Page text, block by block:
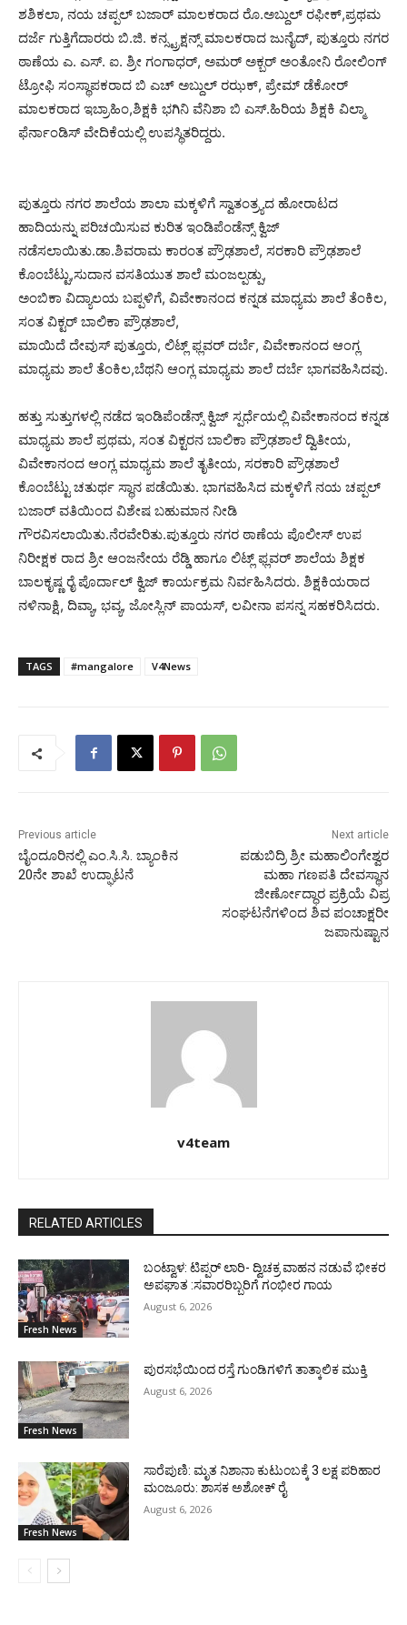
ಶಶಿಕಲಾ, ನಯ ಚಪ್ಪಲ್ ಬಜಾರ್ ಮಾಲಕರಾದ ರೊ.ಅಬ್ದುಲ್ ರಫೀಕ್,ಪ್ರಥಮ
ದರ್ಜೆ ಗುತ್ತಿಗೆದಾರರು ಬಿ.ಜಿ. ಕನ್ಸ್ಟ್ರಕ್ಷನ್ಸ್ ಮಾಲಕರಾದ ಜುನೈದ್, ಪುತ್ತೂರು ನಗರ
ಠಾಣೆಯ ಎ. ಎಸ್. ಐ. ಶ್ರೀ ಗಂಗಾಧರ್, ಅಮರ್ ಅಕ್ಬರ್ ಅಂತೋನಿ ರೋಲಿಂಗ್
ಟ್ರೋಫಿ ಸಂಸ್ಥಾಪಕರಾದ ಬಿ ಎಚ್ ಅಬ್ದುಲ್ ರಝಕ್, ಪ್ರೇಮ್ ಡೆಕೋರ್
ಮಾಲಕರಾದ ಇಬ್ರಾಹಿಂ,ಶಿಕ್ಷಕಿ ಭಗಿನಿ ವೆನಿಶಾ ಬಿ ಎಸ್.ಹಿರಿಯ ಶಿಕ್ಷಕಿ ವಿಲ್ಮಾ
ಫೆರ್ನಾಂಡಿಸ್ ವೇದಿಕೆಯಲ್ಲಿ ಉಪಸ್ಥಿತರಿದ್ದರು.
ಪುತ್ತೂರು ನಗರ ಶಾಲೆಯ ಶಾಲಾ ಮಕ್ಕಳಿಗೆ ಸ್ವಾತಂತ್ರ್ಯದ ಹೋರಾಟದ
ಹಾದಿಯನ್ನು ಪರಿಚಯಿಸುವ ಕುರಿತ ಇಂಡಿಪೆಂಡೆನ್ಸ್ ಕ್ವಿಜ್
ನಡೆಸಲಾಯಿತು.ಡಾ.ಶಿವರಾಮ ಕಾರಂತ ಪ್ರೌಢಶಾಲೆ, ಸರಕಾರಿ ಪ್ರೌಢಶಾಲೆ
ಕೊಂಬೆಟ್ಟು,ಸುದಾನ ವಸತಿಯುತ ಶಾಲೆ ಮಂಜಲ್ಪಡ್ಪು,
ಅಂಬಿಕಾ ವಿದ್ಯಾಲಯ ಬಪ್ಪಳಿಗೆ, ವಿವೇಕಾನಂದ ಕನ್ನಡ ಮಾಧ್ಯಮ ಶಾಲೆ ತೆಂಕಿಲ,
ಸಂತ ವಿಕ್ಟರ್ ಬಾಲಿಕಾ ಪ್ರೌಢಶಾಲೆ,
ಮಾಯಿದೆ ದೇವುಸ್ ಪುತ್ತೂರು, ಲಿಟ್ಲ್ ಫ್ಲವರ್ ದರ್ಬೆ, ವಿವೇಕಾನಂದ ಆಂಗ್ಲ
ಮಾಧ್ಯಮ ಶಾಲೆ ತೆಂಕಿಲ,ಬೆಥನಿ ಆಂಗ್ಲ ಮಾಧ್ಯಮ ಶಾಲೆ ದರ್ಬೆ ಭಾಗವಹಿಸಿದವು.
ಹತ್ತು ಸುತ್ತುಗಳಲ್ಲಿ ನಡೆದ ಇಂಡಿಪೆಂಡೆನ್ಸ್ ಕ್ವಿಜ್ ಸ್ಪರ್ಧೆಯಲ್ಲಿ ವಿವೇಕಾನಂದ ಕನ್ನಡ
ಮಾಧ್ಯಮ ಶಾಲೆ ಪ್ರಥಮ, ಸಂತ ವಿಕ್ಟರನ ಬಾಲಿಕಾ ಪ್ರೌಢಶಾಲೆ ದ್ವಿತೀಯ,
ವಿವೇಕಾನಂದ ಆಂಗ್ಲ ಮಾಧ್ಯಮ ಶಾಲೆ ತೃತೀಯ, ಸರಕಾರಿ ಪ್ರೌಢಶಾಲೆ
ಕೊಂಬೆಟ್ಟು ಚತುರ್ಥ ಸ್ಥಾನ ಪಡೆಯಿತು. ಭಾಗವಹಿಸಿದ ಮಕ್ಕಳಿಗೆ ನಯ ಚಪ್ಪಲ್
ಬಜಾರ್ ವತಿಯಿಂದ ವಿಶೇಷ ಬಹುಮಾನ ನೀಡಿ
ಗೌರವಿಸಲಾಯಿತು.ನೆರವೇರಿತು.ಪುತ್ತೂರು ನಗರ ಠಾಣೆಯ ಪೊಲೀಸ್ ಉಪ
ನಿರೀಕ್ಷಕ ರಾದ ಶ್ರೀ ಆಂಜನೇಯ ರೆಡ್ಡಿ ಹಾಗೂ ಲಿಟ್ಲ್ ಫ್ಲವರ್ ಶಾಲೆಯ ಶಿಕ್ಷಕ
ಬಾಲಕೃಷ್ಣ ರೈ ಪೊರ್ದಾಲ್ ಕ್ವಿಜ್ ಕಾರ್ಯಕ್ರಮ ನಿರ್ವಹಿಸಿದರು. ಶಿಕ್ಷಕಿಯರಾದ
ನಳಿನಾಕ್ಷಿ, ದಿವ್ಯಾ, ಭವ್ಯ, ಜೋಸ್ಲಿನ್ ಪಾಯಸ್, ಲವೀನಾ ಪಸನ್ನ ಸಹಕರಿಸಿದರು.
TAGS #mangalore V4News
Previous article
ಬೈಂದೂರಿನಲ್ಲಿ ಎಂ.ಸಿ.ಸಿ. ಬ್ಯಾಂಕಿನ
20ನೇ ಶಾಖೆ ಉದ್ಘಾಟನೆ
Next article
ಪಡುಬಿದ್ರಿ ಶ್ರೀ ಮಹಾಲಿಂಗೇಶ್ವರ
ಮ‌ಹಾ ಗಣಪತಿ ದೇವಸ್ಥಾನ
ಜೀರ್ಣೋದ್ಧಾರ ಪ್ರಕ್ರಿಯೆ ವಿಪ್ರ
ಸಂಘಟನೆಗಳಿಂದ ಶಿವ ಪಂಚಾಕ್ಷರೀ
ಜಪಾನುಷ್ಟಾನ
v4team
RELATED ARTICLES
Fresh News
ಬಂಟ್ವಾಳ: ಟಿಪ್ಪರ್ ಲಾರಿ- ದ್ವಿಚಕ್ರ ವಾಹನ ನಡುವೆ ಭೀಕರ
ಅಪಘಾತ :ಸವಾರರಿಬ್ಬರಿಗೆ ಗಂಭೀರ ಗಾಯ
August 6, 2026
Fresh News
ಪುರಸಭೆಯಿಂದ ರಸ್ತೆ ಗುಂಡಿಗಳಿಗೆ ತಾತ್ಕಾಲಿಕ ಮುಕ್ತಿ
August 6, 2026
Fresh News
ಸಾರೆಪುಣಿ: ಮೃತ ನಿಶಾನಾ ಕುಟುಂಬಕ್ಕೆ 3 ಲಕ್ಷ ಪರಿಹಾರ
ಮಂಜೂರು: ಶಾಸಕ ಅಶೋಕ್ ರೈ
August 6, 2026